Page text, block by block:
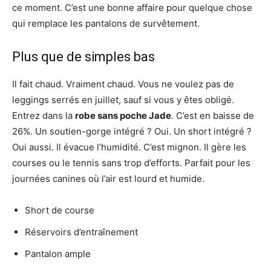
ce moment. C’est une bonne affaire pour quelque chose
qui remplace les pantalons de survêtement.
Plus que de simples bas
Il fait chaud. Vraiment chaud. Vous ne voulez pas de
leggings serrés en juillet, sauf si vous y êtes obligé.
Entrez dans la robe sans poche Jade. C’est en baisse de
26%. Un soutien-gorge intégré ? Oui. Un short intégré ?
Oui aussi. Il évacue l’humidité. C’est mignon. Il gère les
courses ou le tennis sans trop d’efforts. Parfait pour les
journées canines où l’air est lourd et humide.
Short de course
Réservoirs d’entraînement
Pantalon ample